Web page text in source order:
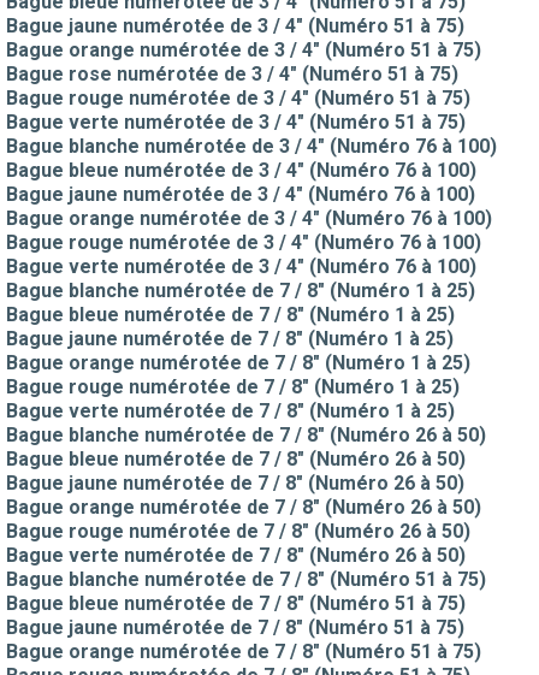
Bague jaune numérotée de 3 / 4" (Numéro 51 à 75)
Bague orange numérotée de 3 / 4" (Numéro 51 à 75)
Bague rose numérotée de 3 / 4" (Numéro 51 à 75)
Bague rouge numérotée de 3 / 4" (Numéro 51 à 75)
Bague verte numérotée de 3 / 4" (Numéro 51 à 75)
Bague blanche numérotée de 3 / 4" (Numéro 76 à 100)
Bague bleue numérotée de 3 / 4" (Numéro 76 à 100)
Bague jaune numérotée de 3 / 4" (Numéro 76 à 100)
Bague orange numérotée de 3 / 4" (Numéro 76 à 100)
Bague rouge numérotée de 3 / 4" (Numéro 76 à 100)
Bague verte numérotée de 3 / 4" (Numéro 76 à 100)
Bague blanche numérotée de 7 / 8" (Numéro 1 à 25)
Bague bleue numérotée de 7 / 8" (Numéro 1 à 25)
Bague jaune numérotée de 7 / 8" (Numéro 1 à 25)
Bague orange numérotée de 7 / 8" (Numéro 1 à 25)
Bague rouge numérotée de 7 / 8" (Numéro 1 à 25)
Bague verte numérotée de 7 / 8" (Numéro 1 à 25)
Bague blanche numérotée de 7 / 8" (Numéro 26 à 50)
Bague bleue numérotée de 7 / 8" (Numéro 26 à 50)
Bague jaune numérotée de 7 / 8" (Numéro 26 à 50)
Bague orange numérotée de 7 / 8" (Numéro 26 à 50)
Bague rouge numérotée de 7 / 8" (Numéro 26 à 50)
Bague verte numérotée de 7 / 8" (Numéro 26 à 50)
Bague blanche numérotée de 7 / 8" (Numéro 51 à 75)
Bague bleue numérotée de 7 / 8" (Numéro 51 à 75)
Bague jaune numérotée de 7 / 8" (Numéro 51 à 75)
Bague orange numérotée de 7 / 8" (Numéro 51 à 75)